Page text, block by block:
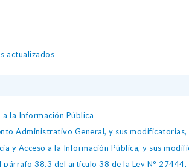
actualizados
la Información Pública
Administrativo General, y sus
y Acceso a la Información Pública, y sus
párrafo 38.3 del artículo 38 de la Ley N°